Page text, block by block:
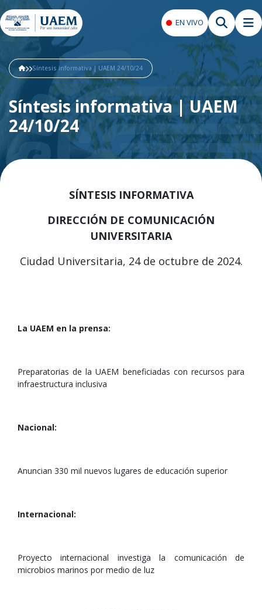
EN VIVO
Síntesis informativa | UAEM 24/10/24
Síntesis informativa | UAEM
24/10/24
SÍNTESIS INFORMATIVA
DIRECCIÓN DE COMUNICACIÓN
UNIVERSITARIA
Ciudad Universitaria, 24 de octubre de 2024.
La UAEM en la prensa:
Preparatorias de la UAEM beneficiadas con recursos para
infraestructura inclusiva
Nacional:
Anuncian 330 mil nuevos lugares de educación superior
Internacional:
Proyecto internacional investiga la comunicación de
microbios marinos por medio de luz